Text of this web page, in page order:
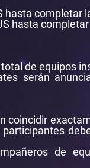
hasta completar
hasta
de equipos
serán
coincidir
de